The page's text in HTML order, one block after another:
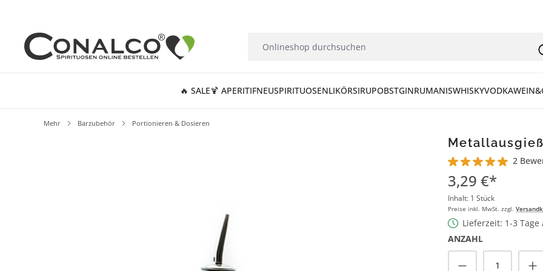
🔥 SALE🍹 APERITIFNEUSPIRITUOSENLIKÖRSIRUPOBSTGINRUMANISWHISKYVODKA
Mehr Barzubehör Portionieren & Dosieren
Durchschnittliche
2
3,29 €*
Inhalt: 1 Stück
Preise inkl. MwSt. zzgl.
Lieferzeit: 1-3
ANZAHL
Produkt